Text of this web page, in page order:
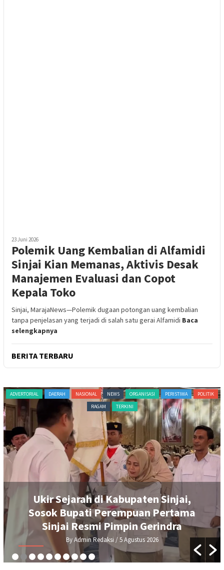
23 Juni 2026
Polemik Uang Kembalian di Alfamidi
Sinjai Kian Memanas, Aktivis Desak
Manajemen Evaluasi dan Copot
Kepala Toko
Sinjai, MarajaNews—Polemik dugaan potongan uang kembalian
tanpa penjelasan yang terjadi di salah satu gerai Alfamidi Baca
selengkapnya
BERITA TERBARU
ADVERTORIAL DAERAH NASIONAL NEWS ORGANISASI PERISTIWA
POLITIK
RAGAM
TERKINI
Ukir Sejarah di Kabupaten Sinjai,
Sosok Bupati Perempuan Pertama
Sinjai Resmi Pimpin Gerindra
By Admin Redaksi / 5 Agustus 2026